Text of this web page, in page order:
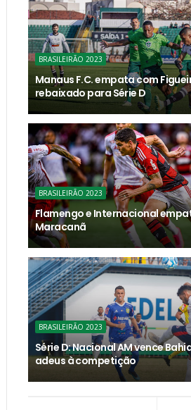
BRASILEIRÃO 2023
Manaus F.C. empata com
rebaixado para Série D
BRASILEIRÃO 2023
Flamengo e Internacional
Maracanã
BRASILEIRÃO 2023
Série D: Nacional AM vence
adeus à competição